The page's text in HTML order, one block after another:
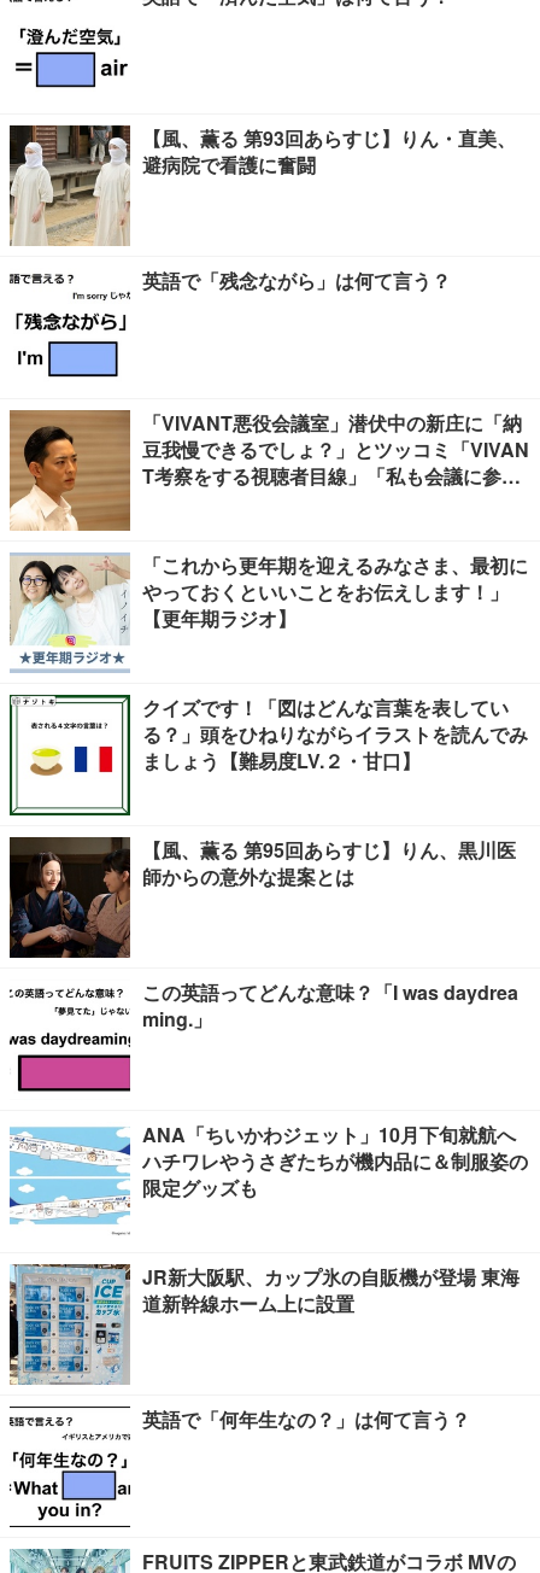
【風、薫る 第93回あらすじ】りん・直美、
避病院で看護に奮闘
英語で「残念ながら」は何て言う？
「VIVANT悪役会議室」潜伏中の新庄に「納
豆我慢できるでしょ？」とツッコミ「VIVAN
T考察をする視聴者目線」「私も会議に参加
「これから更年期を迎えるみなさま、最初に
やっておくといいことをお伝えします！」
【更年期ラジオ】
クイズです！「図はどんな言葉を表してい
る？」頭をひねりながらイラストを読んでみ
ましょう【難易度LV.２・甘口】
【風、薫る 第95回あらすじ】りん、黒川医
師からの意外な提案とは
この英語ってどんな意味？「I was daydrea
ming.」
ANA「ちいかわジェット」10月下旬就航へ
ハチワレやうさぎたちが機内品に＆制服姿の
限定グッズも
JR新大阪駅、カップ氷の自販機が登場 東海
道新幹線ホーム上に設置
英語で「何年生なの？」は何て言う？
FRUITS ZIPPERと東武鉄道がコラボ MVの